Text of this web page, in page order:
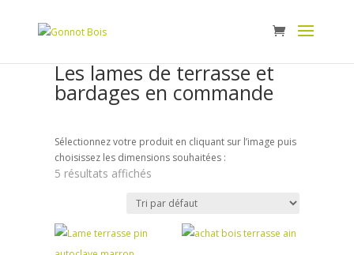
Les lames de terrasse et
bardages en commande
Sélectionnez votre produit en cliquant sur l’image puis
choisissez les dimensions souhaitées :
5 résultats affichés